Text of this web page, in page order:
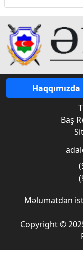
Haqqımızda
Baş
Məlumatdan
Copyright ©